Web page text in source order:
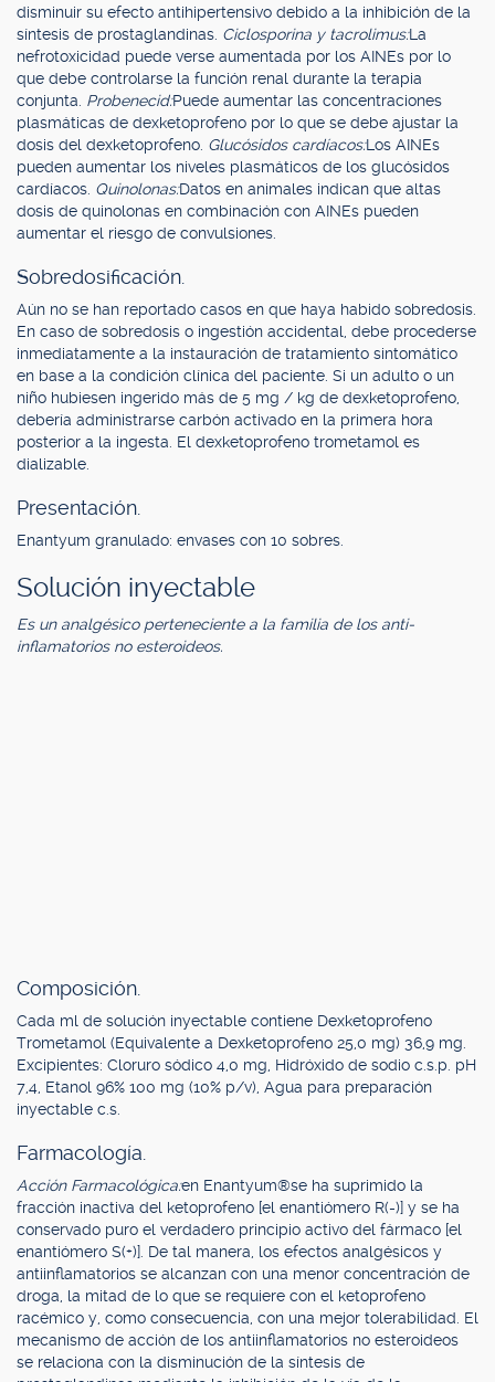
disminuir su efecto antihipertensivo debido a la inhibición de la
síntesis de prostaglandinas. Ciclosporina y tacrolimus:La
nefrotoxicidad puede verse aumentada por los AINEs por lo
que debe controlarse la función renal durante la terapia
conjunta. Probenecid:Puede aumentar las concentraciones
plasmáticas de dexketoprofeno por lo que se debe ajustar la
dosis del dexketoprofeno. Glucósidos cardíacos:Los AINEs
pueden aumentar los niveles plasmáticos de los glucósidos
cardíacos. Quinolonas:Datos en animales indican que altas
dosis de quinolonas en combinación con AINEs pueden
aumentar el riesgo de convulsiones.
Sobredosificación.
Aún no se han reportado casos en que haya habido sobredosis.
En caso de sobredosis o ingestión accidental, debe procederse
inmediatamente a la instauración de tratamiento sintomático
en base a la condición clínica del paciente. Si un adulto o un
niño hubiesen ingerido más de 5 mg / kg de dexketoprofeno,
debería administrarse carbón activado en la primera hora
posterior a la ingesta. El dexketoprofeno trometamol es
dializable.
Presentación.
Enantyum granulado: envases con 10 sobres.
Solución inyectable
Es un analgésico perteneciente a la familia de los anti-
inflamatorios no esteroideos.
Composición.
Cada ml de solución inyectable contiene Dexketoprofeno
Trometamol (Equivalente a Dexketoprofeno 25,0 mg) 36,9 mg.
Excipientes: Cloruro sódico 4,0 mg, Hidróxido de sodio c.s.p. pH
7,4, Etanol 96% 100 mg (10% p/v), Agua para preparación
inyectable c.s.
Farmacología.
Acción Farmacológica:en Enantyum®se ha suprimido la
fracción inactiva del ketoprofeno [el enantiómero R(-)] y se ha
conservado puro el verdadero principio activo del fármaco [el
enantiómero S(+)]. De tal manera, los efectos analgésicos y
antiinflamatorios se alcanzan con una menor concentración de
droga, la mitad de lo que se requiere con el ketoprofeno
racémico y, como consecuencia, con una mejor tolerabilidad. El
mecanismo de acción de los antiinflamatorios no esteroideos
se relaciona con la disminución de la síntesis de